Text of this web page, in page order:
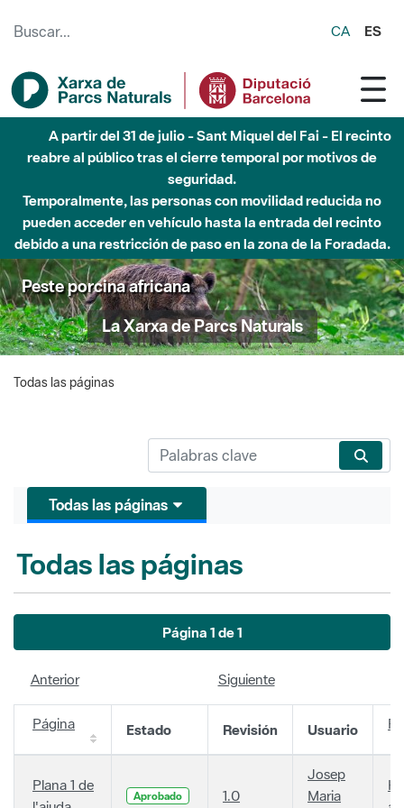
CA ES
A partir del 31 de julio - Sant Miquel del Fai - El recinto
reabre al público tras el cierre temporal por motivos de
seguridad.
Temporalmente, las personas con movilidad reducida no
pueden acceder en vehículo hasta la entrada del recinto
debido a una restricción de paso en la zona de la Foradada.
Peste porcina africana
La Xarxa de Parcs Naturals
Todas las páginas
Todas las páginas
Todas las páginas
Página 1 de 1
Anterior Siguiente
Página Estado Revisión Usuario
Plana 1 de
Aprobado 1.0
Josep
Maria